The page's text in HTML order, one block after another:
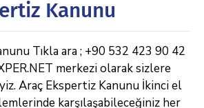
Kanunu
Tıkla ara ; +90 532 423 90 42
merkezi olarak sizlere
Araç Ekspertiz Kanunu İkinci el
karşılaşabileceğiniz her